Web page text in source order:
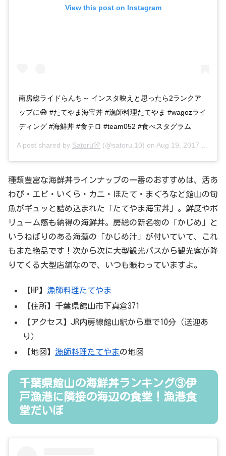
View this post on Instagram
南房総ライドらんち～ インスタ映えと思ったら2ランクア
ップに😅 #たてやま海宝丼 #漁師料理たてやま #wagozライ
ディング #海鮮丼 #食テロ #team052 #食べスタグラム
A post shared by Satoru🎌 (@satoru.10) on Aug 19, 2017 at 7:51pm PDT
種類豊富な海鮮丼ラインナップの一番のおすすめは、活あ
わび・エビ・いくら・カニ・ほたて・まぐろなど館山の旬
魚がギュッと詰め込まれた「たてやま海宝丼」。鮮度やボ
リューム感も納得の海鮮丼。房総の新名物の「かじめ」と
いうねばりのある海藻の「かじめ汁」が付いていて、これ
もまた絶品です！次から次に大型観光バスから観光客が降
りてくる大型店舗なので、いつも賑わっていますよ。
【HP】 漁師料理たてやま
【住所】千葉県館山市下真倉371
【アクセス】JR内房線館山駅から車で10分（送迎あ
り）
【地図】 漁師料理たてやまの地図
千葉県館山の海鮮丼ランキング③伊
戸漁港に隣接の海辺の食堂！漁港食
堂だいぼ